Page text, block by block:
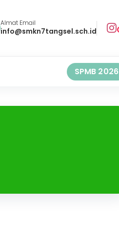
Almat Email
info@smkn7tangsel.sch.id
SPMB 2026